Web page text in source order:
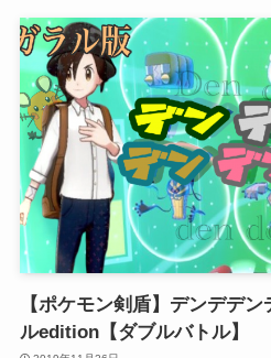
【ポケモン剣盾】デンデデ
ルedition【ダブルバトル】